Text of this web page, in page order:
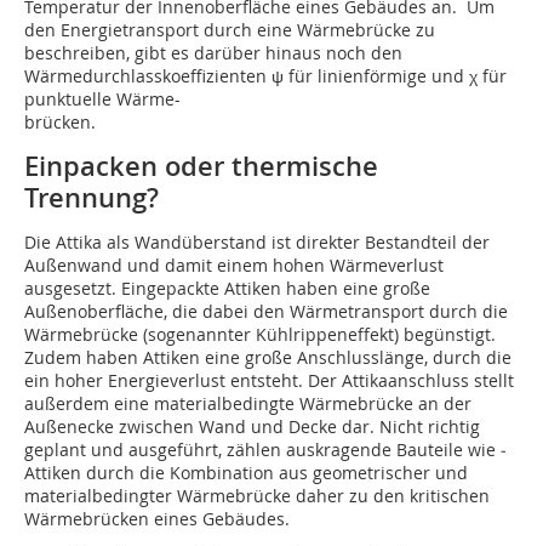
Temperatur der Innenoberfläche eines Gebäudes an. Um
den Energietransport durch eine Wärmebrücke zu
beschreiben, gibt es darüber hinaus noch den
Wärmedurchlasskoeffizienten ψ für ­linienförmige und χ für
punktuelle Wärme-
brücken.
Einpacken oder thermische
Trennung?
Die Attika als Wandüberstand ist direkter Bestandteil der
Außenwand und damit einem hohen Wärmeverlust
ausgesetzt. Eingepackte Attiken haben eine große
Außenoberfläche, die dabei den Wärmetransport durch die
Wärmebrücke (so­genannter Kühlrippeneffekt) begünstigt.
Zudem haben Attiken eine große Anschlusslänge, durch die
ein hoher Energieverlust entsteht. Der Attikaanschluss stellt
außerdem eine materialbedingte Wärmebrücke an der
Außenecke zwischen Wand und Decke dar. Nicht richtig
geplant und ausgeführt, zählen auskragende Bauteile wie ­
Attiken durch die Kombination aus geometrischer und
materialbedingter Wärmebrücke daher zu den kritischen
Wärmebrücken eines Gebäudes.